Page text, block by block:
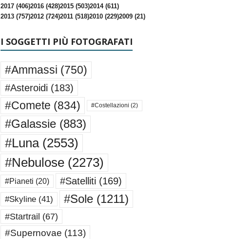
2017 (406)2016 (428)2015 (503)2014 (611)
2013 (757)2012 (724)2011 (518)2010 (229)2009 (21)
I SOGGETTI PIÙ FOTOGRAFATI
#Ammassi (750)
#Asteroidi (183)
#Comete (834) #Costellazioni (2)
#Galassie(883)
#Luna(2553)
#Nebulose(2273)
#Pianeti (20) #Satelliti (169)
#Skyline(41) #Sole(1211)
#Startrail (67)
#Supernovae (113)